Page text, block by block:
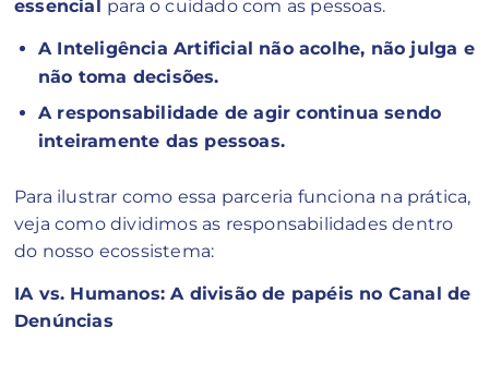
essencial para o cuidado com as pessoas.
A Inteligência Artificial não acolhe, não julga e
não toma decisões.
A responsabilidade de agir continua sendo
inteiramente das pessoas.
Para ilustrar como essa parceria funciona na prática,
veja como dividimos as responsabilidades dentro
do nosso ecossistema:
IA vs. Humanos: A divisão de papéis no Canal de
Denúncias